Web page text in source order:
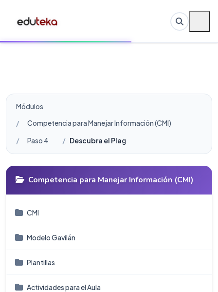
Módulos
Competencia para Manejar Información (CMI)
Paso 4
Descubra el Plagio en los trabajos de los
Competencia para Manejar Información (CMI)
CMI
Modelo Gavilán
Plantillas
Actividades para el Aula